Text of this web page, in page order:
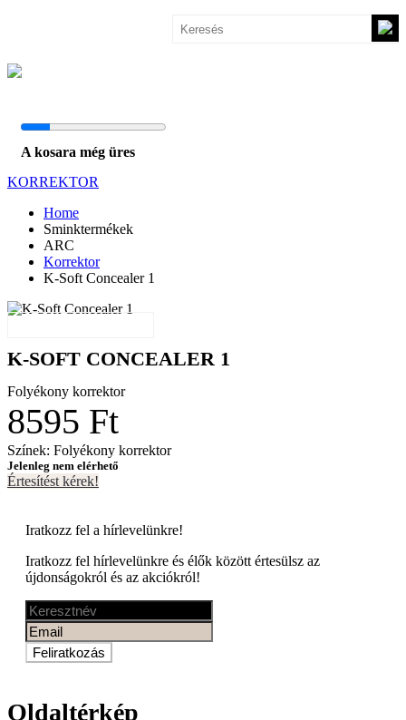
A kosara még üres
KORREKTOR
Home
Sminktermékek
ARC
Korrektor
K-Soft Concealer 1
K-SOFT CONCEALER 1
Folyékony korrektor
8595 Ft
Színek: Folyékony korrektor
Jelenleg nem elérhető
Értesítést kérek!
Iratkozz fel a hírlevelünkre!
Iratkozz fel hírlevelünkre és élők között értesülsz az
újdonságokról és az akciókról!
Feliratkozás
Oldaltérkép